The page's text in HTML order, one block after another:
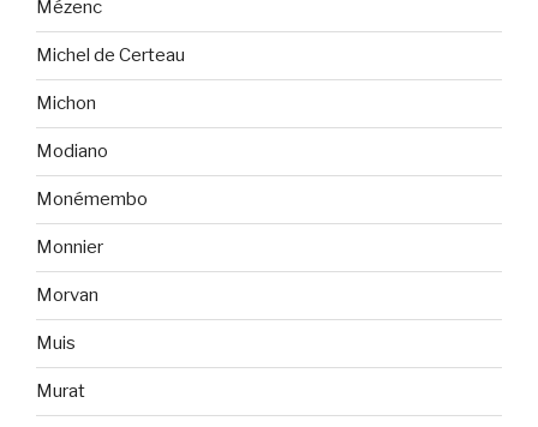
Mézenc
Michel de Certeau
Michon
Modiano
Monémembo
Monnier
Morvan
Muis
Murat